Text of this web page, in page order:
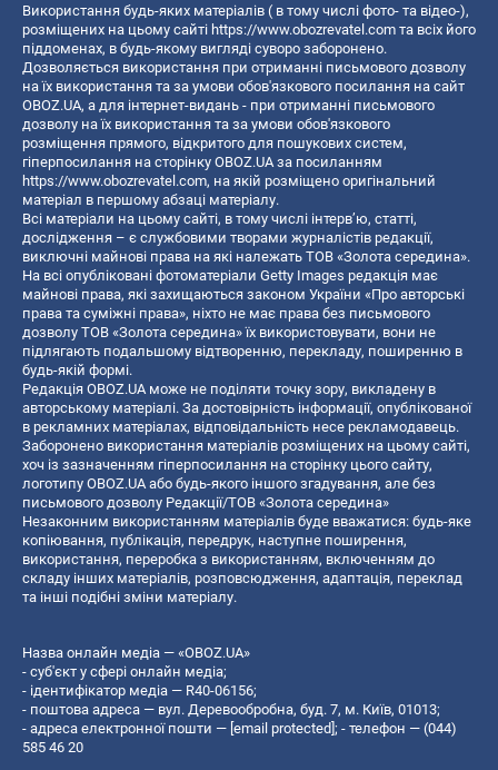
Використання будь-яких матеріалів ( в тому числі фото- та відео-),
розміщених на цьому сайті https://www.obozrevatel.com та всіх його
піддоменах, в будь-якому вигляді суворо заборонено.
Дозволяється використання при отриманні письмового дозволу
на їх використання та за умови обов'язкового посилання на сайт
OBOZ.UA, а для інтернет-видань - при отриманні письмового
дозволу на їх використання та за умови обов'язкового
розміщення прямого, відкритого для пошукових систем,
гіперпосилання на сторінку OBOZ.UA за посиланням
https://www.obozrevatel.com, на якій розміщено оригінальний
матеріал в першому абзаці матеріалу.
Всі матеріали на цьому сайті, в тому числі інтерв’ю, статті,
дослідження – є службовими творами журналістів редакції,
виключні майнові права на які належать ТОВ «Золота середина».
На всі опубліковані фотоматеріали Getty Images редакція має
майнові права, які захищаються законом України «Про авторські
права та суміжні права», ніхто не має права без письмового
дозволу ТОВ «Золота середина» їх використовувати, вони не
підлягають подальшому відтворенню, перекладу, поширенню в
будь-якій формі.
Редакція OBOZ.UA може не поділяти точку зору, викладену в
авторському матеріалі. За достовірність інформації, опублікованої
в рекламних матеріалах, відповідальність несе рекламодавець.
Заборонено використання матеріалів розміщених на цьому сайті,
хоч із зазначенням гіперпосилання на сторінку цього сайту,
логотипу OBOZ.UA або будь-якого іншого згадування, але без
письмового дозволу Редакції/ТОВ «Золота середина»
Незаконним використанням матеріалів буде вважатися: будь-яке
копiювання, публiкацiя, передрук, наступне поширення,
використання, переробка з використанням, включенням до
складу інших матеріалів, розповсюдження, адаптація, переклад
та інші подібні зміни матеріалу.
Назва онлайн медіа — «OBOZ.UA»
- суб'єкт у сфері онлайн медіа;
- ідентифікатор медіа — R40-06156;
- поштова адреса — вул. Деревообробна, буд. 7, м. Київ, 01013;
- адреса електронної пошти — [email protected]; - телефон — (044)
585 46 20